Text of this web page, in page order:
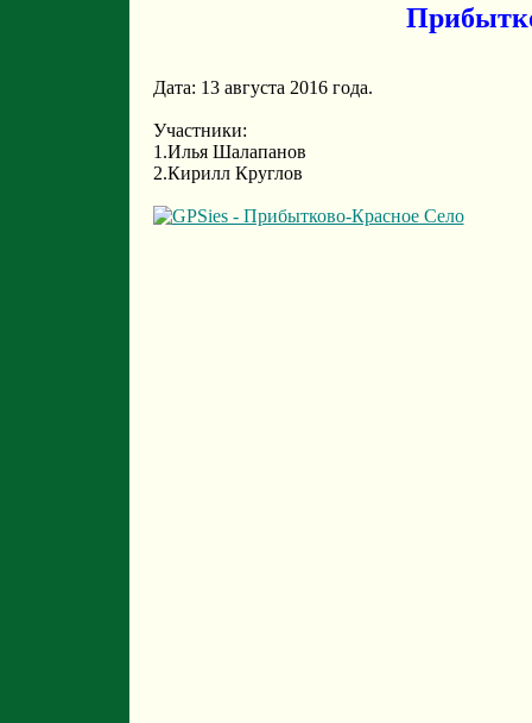
Дата: 13 августа 2016 года.
Участники:
1.Илья Шалапанов
2.Кирилл Круглов